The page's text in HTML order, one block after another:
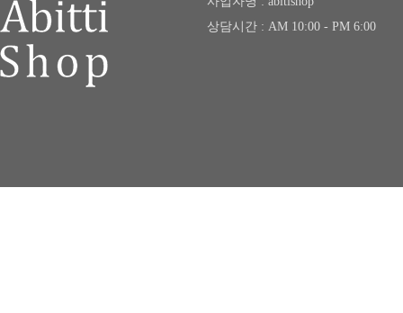
상담시간 : AM 10:00 - PM 6:00